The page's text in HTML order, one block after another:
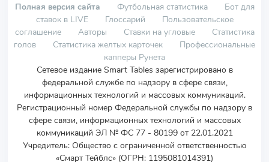
Полная версия сайта Футбольная статистика
Бот для
ставок в LIVE
Глоссарий
Пользовательское
соглашение
Авторы Ставки на угловые
Статистика
голов
Статистика желтых карточек
Профессиональные
капперы Рунета
Сетевое издание Smart Tables зарегистрировано в
федеральной службе по надзору в сфере связи,
информационных технологий и массовых коммуникаций.
Регистрационный номер Федеральной службы по надзору в
сфере связи, информационных технологий и массовых
коммуникаций ЭЛ № ФС 77 - 80199 от 22.01.2021
Учредитель: Общество с ограниченной ответственностью
«Смарт Тейблс» (ОГРН: 1195081014391)